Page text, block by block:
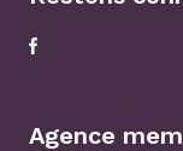
Agence